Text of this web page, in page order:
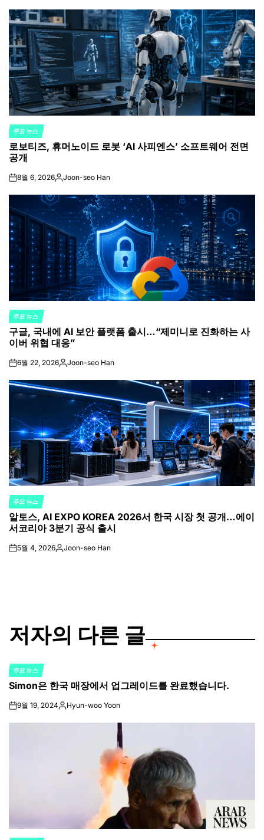
POSTED
IN
주요 뉴스
로보티즈, 휴머노이드 로봇 ‘AI 사피엔스’ 소프트웨어 전면
공개
on8월 6, 2026Posted
Joon-seo Han
POSTED
IN
주요 뉴스
구글, 국내에 AI 보안 플랫폼 출시…“제미니로 진화하는 사
이버 위협 대응”
on6월 22, 2026Posted
Joon-seo Han
POSTED
IN
주요 뉴스
알토스, AI EXPO KOREA 2026서 한국 시장 첫 공개…에이
서코리아 3분기 공식 출시
on5월 4, 2026Posted
Joon-seo Han
저자의 다른 글
POSTED
IN
주요 뉴스
Simon은 한국 매장에서 업그레이드를 완료했습니다.
on9월 19, 2024Posted
Hyun-woo Yoon